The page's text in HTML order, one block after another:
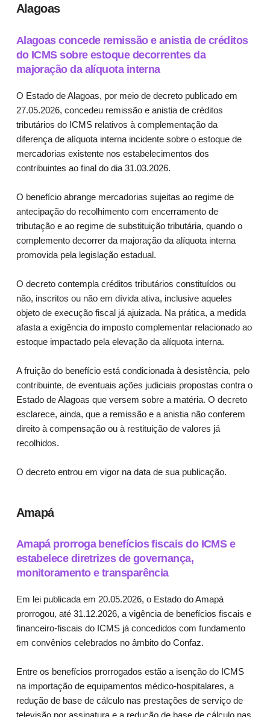
Alagoas
Alagoas concede remissão e anistia de créditos
do ICMS sobre estoque decorrentes da
majoração da alíquota interna
O Estado de Alagoas, por meio de decreto publicado em
27.05.2026, concedeu remissão e anistia de créditos
tributários do ICMS relativos à complementação da
diferença de alíquota interna incidente sobre o estoque de
mercadorias existente nos estabelecimentos dos
contribuintes ao final do dia 31.03.2026.
O benefício abrange mercadorias sujeitas ao regime de
antecipação do recolhimento com encerramento de
tributação e ao regime de substituição tributária, quando o
complemento decorrer da majoração da alíquota interna
promovida pela legislação estadual.
O decreto contempla créditos tributários constituídos ou
não, inscritos ou não em dívida ativa, inclusive aqueles
objeto de execução fiscal já ajuizada. Na prática, a medida
afasta a exigência do imposto complementar relacionado ao
estoque impactado pela elevação da alíquota interna.
A fruição do benefício está condicionada à desistência, pelo
contribuinte, de eventuais ações judiciais propostas contra o
Estado de Alagoas que versem sobre a matéria. O decreto
esclarece, ainda, que a remissão e a anistia não conferem
direito à compensação ou à restituição de valores já
recolhidos.
O decreto entrou em vigor na data de sua publicação.
Amapá
Amapá prorroga benefícios fiscais do ICMS e
estabelece diretrizes de governança,
monitoramento e transparência
Em lei publicada em 20.05.2026, o Estado do Amapá
prorrogou, até 31.12.2026, a vigência de benefícios fiscais e
financeiro-fiscais do ICMS já concedidos com fundamento
em convênios celebrados no âmbito do Confaz.
Entre os benefícios prorrogados estão a isenção do ICMS
na importação de equipamentos médico-hospitalares, a
redução de base de cálculo nas prestações de serviço de